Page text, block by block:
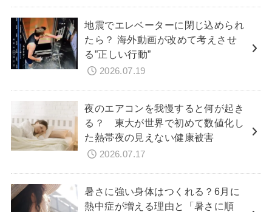
地震でエレベーターに閉じ込められ
たら？ 海外動画が改めて考えさせ
る”正しい行動”
2026.07.19
夜のエアコンを我慢すると何が起き
る？ 東大が世界で初めて数値化し
た熱帯夜の見えない健康被害
2026.07.17
暑さに強い身体はつくれる？6月に
熱中症が増える理由と「暑さに順